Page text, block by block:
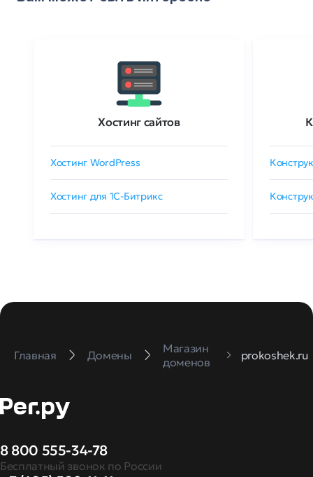
Хостинг сайтов
Хостинг WordPress
Хостинг для 1C-Битрикс
Главная Домены
Магазин
доменов
prokoshek.ru
8 800 555-34-78
Бесплатный звонок по России